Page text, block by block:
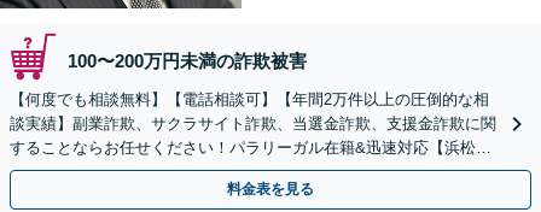
100〜200万円未満の詐欺被害
【何度でも相談無料】【電話相談可】【年間2万件以上の圧倒的な相
談実績】副業詐欺、サクラサイト詐欺、当選金詐欺、支援金詐欺に関
することならお任せください！パラリーガル在籍&迅速対応【浜松町
駅1分】※結婚詐欺・ロマンス詐欺に関するご相談はお断り
料金表を見る